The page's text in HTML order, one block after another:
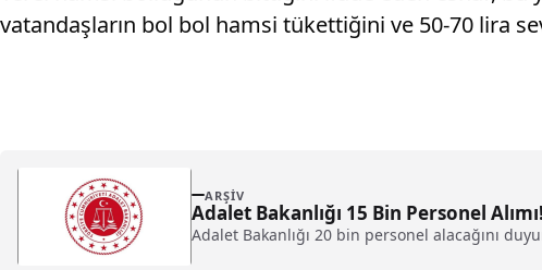
vatandaşların bol bol hamsi tükettiğini ve 50-70 lira
ARŞIV
Adalet Bakanlığı 15 Bin Personel Alımı!
Adalet Bakanlığı 20 bin personel alacağını